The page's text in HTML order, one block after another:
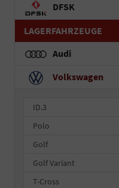
DFSK
LAGERFAHRZEUGE
Audi
Volkswagen
ID.3
Polo
Golf
Golf Variant
T-Cross